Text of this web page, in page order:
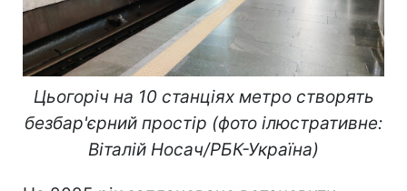
Цьогоріч на 10 станціях метро створять
безбар'єрний простір (фото ілюстративне:
Віталій Носач/РБК-Україна)